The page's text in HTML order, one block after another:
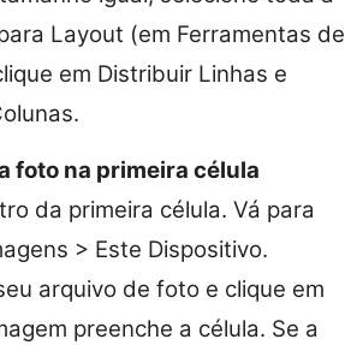
Layout (em Ferramentas de
em Distribuir Linhas e
foto na primeira célula
da primeira célula. Vá para
> Este Dispositivo.
arquivo de foto e clique em
preenche a célula. Se a